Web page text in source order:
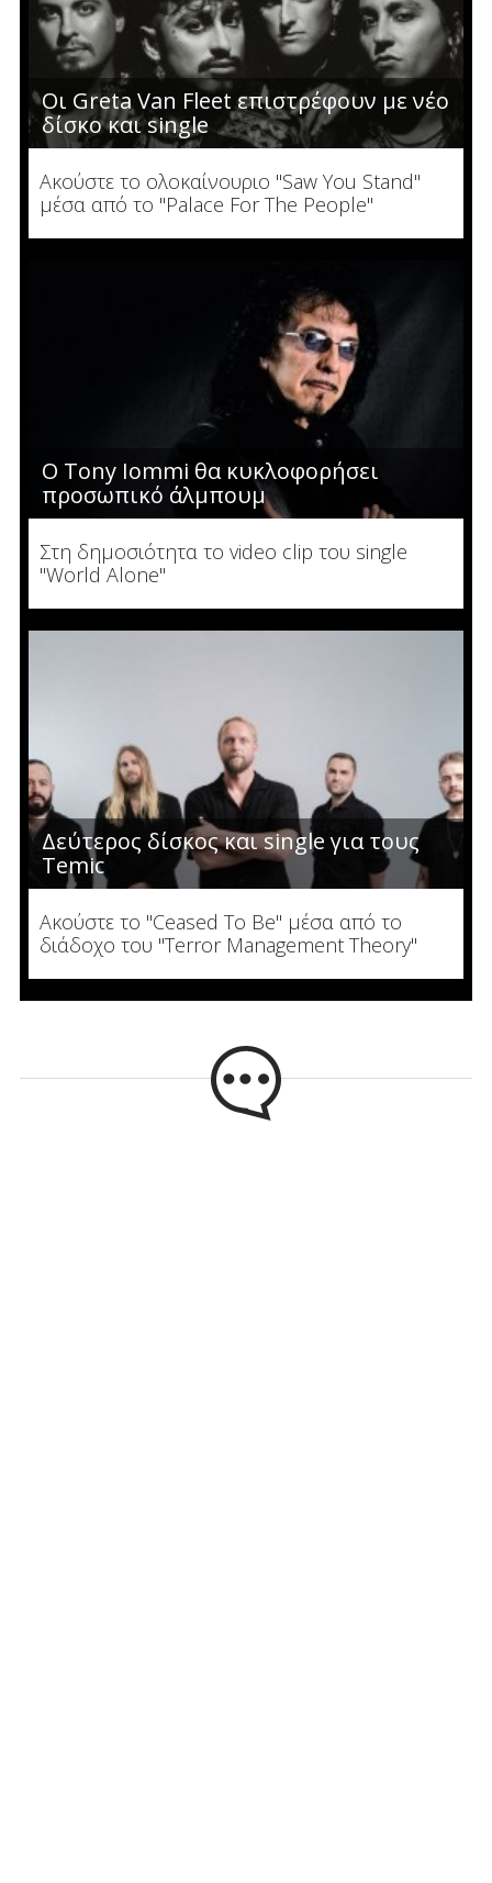
Οι Greta Van Fleet επιστρέφουν με νέο
δίσκο και single
Ακούστε το ολοκαίνουριο "Saw You Stand"
μέσα από το "Palace For The People"
Ο Tony Iommi θα κυκλοφορήσει
προσωπικό άλμπουμ
Στη δημοσιότητα το video clip του single
"World Alone"
Δεύτερος δίσκος και single για τους
Temic
Ακούστε το "Ceased To Be" μέσα από το
διάδοχο του "Terror Management Theory"